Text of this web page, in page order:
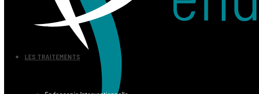
LES TRAITEMENTS